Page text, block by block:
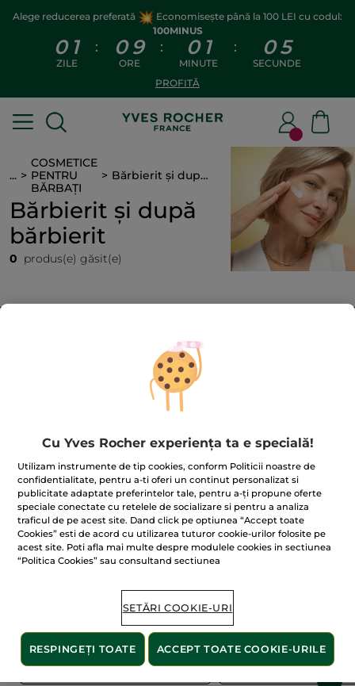
Alege reducerea preferată
Economisește până la 100 LEI cu codul:
100MINUS
0 1
ZILE
: 0 9
ORE
: 0 1
MINUTE
: 0 5
SECUNDE
PROFITĂ
...
COSMETICE
PENTRU
BĂRBAȚI
Bărbierit și după bărbierit
Bărbierit și după
bărbierit
0 produs(e) găsit(e)
100% extracte din
plante
60 de hectarede
terenuri pe care se practică
agricultura ecologică
Afișați mai multe
COSMETICE PENTRU BĂRBAȚI ÎNGRIJIRE PENTRU
Cu Yves Rocher experiența ta e specială!
Utilizam instrumente de tip cookies, conform Politicii noastre de
confidentialitate, pentru a-ti oferi un continut personalizat si
publicitate adaptate preferintelor tale, pentru a-ți propune oferte
speciale conectate cu retelele de socializare si pentru a analiza
traficul de pe acest site. Dand click pe optiunea “Accept toate
Cookies” esti de acord cu utilizarea tuturor cookie-urilor folosite pe
acest site. Poti afla mai multe despre modulele cookies in sectiunea
“Politica Cookies” sau consultand sectiunea
SETĂRI COOKIE-URI
RESPINGEȚI TOATE ACCEPT TOATE COOKIE-URILE